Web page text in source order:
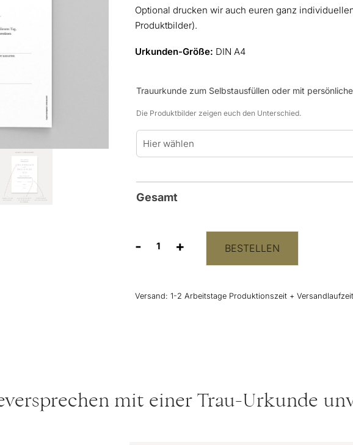
Optional drucken wir auch euren ganz
Produktbilder).
Urkunden-Größe: DIN A4
Trauurkunde zum Selbstausfüllen oder mit
Die Produktbilder zeigen euch den Unterschied.
Gesamt
-
Trau-
Menge
+ BESTELLEN
Versand:1-2 Arbeitstage Produktionszeit + Versandlaufzeit
mit einer Trau-Urkunde